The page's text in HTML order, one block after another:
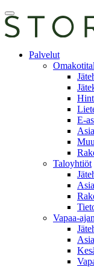
Skip
to
content
Avaa
päävalikko
asiointiPalvelut
E-
Taloyhtiöt
Vapaa-